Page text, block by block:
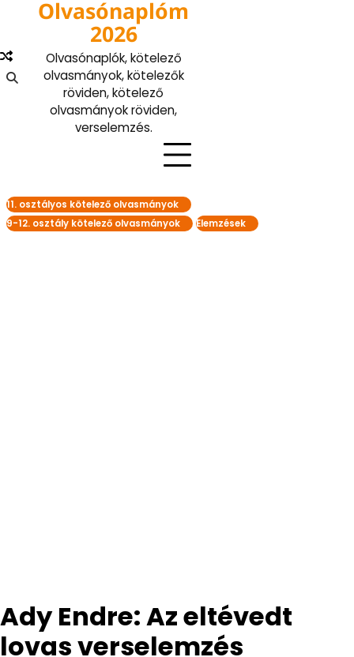
content
Olvasónaplóm
2026
Olvasónaplók, kötelező
olvasmányok, kötelezők
röviden, kötelező
olvasmányok röviden,
verselemzés.
11. osztályos kötelező olvasmányok
9-12. osztály kötelező olvasmányok
Elemzések
Ady Endre: Az eltévedt
lovas verselemzés